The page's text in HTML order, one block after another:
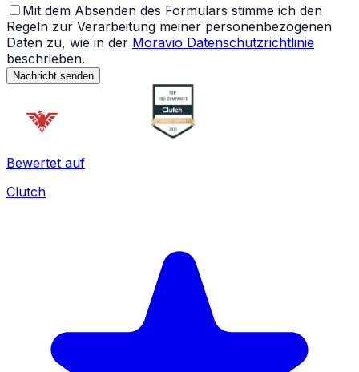
Mit dem Absenden des Formulars stimme ich den
Regeln zur Verarbeitung meiner personenbezogenen
Daten zu, wie in der Moravio Datenschutzrichtlinie
beschrieben.
Nachricht senden
Bewertet auf
Clutch